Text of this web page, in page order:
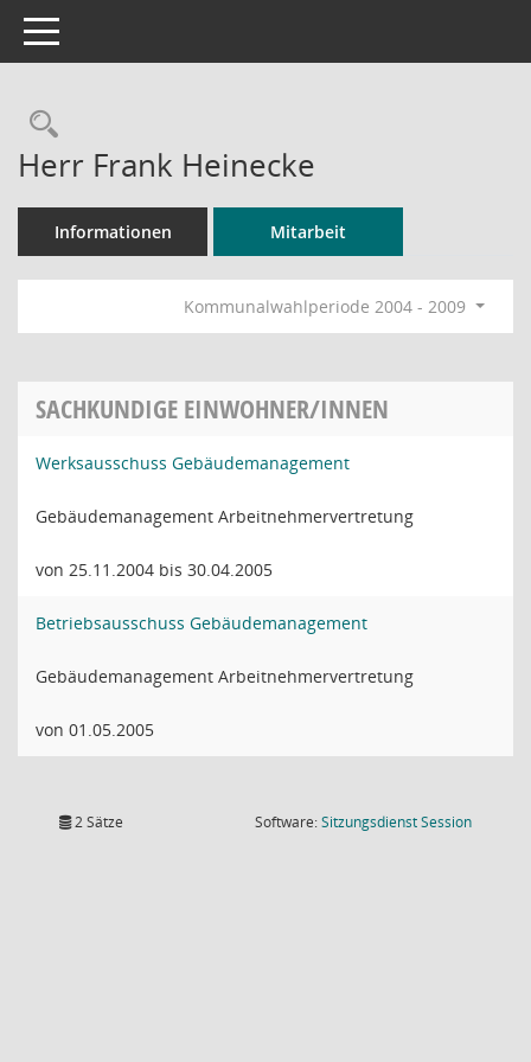
Toggle navigation
Rechercheauswahl
Herr Frank Heinecke
Informationen Mitarbeit
Kommunalwahlperiode 2004 - 2009
SACHKUNDIGE EINWOHNER/INNEN
Werksausschuss Gebäudemanagement
Gebäudemanagement Arbeitnehmervertretung
von 25.11.2004 bis 30.04.2005
Betriebsausschuss Gebäudemanagement
Gebäudemanagement Arbeitnehmervertretung
von 01.05.2005
2 Sätze Software:SitzungsdienstSession(Wird in